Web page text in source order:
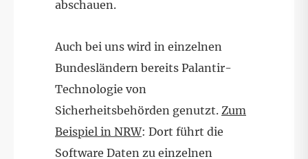
abschauen.
Auch bei uns wird in einzelnen
Bundesländern bereits Palantir-
Technologie von
Sicherheitsbehörden genutzt. Zum
Beispiel in NRW: Dort führt die
Software Daten zu einzelnen